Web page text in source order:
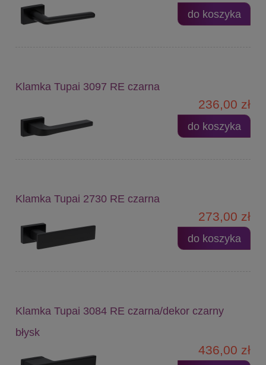
do koszyka
Klamka Tupai 3097 RE czarna
236,00 zł
do koszyka
Klamka Tupai 2730 RE czarna
273,00 zł
do koszyka
Klamka Tupai 3084 RE czarna/dekor czarny
błysk
436,00 zł